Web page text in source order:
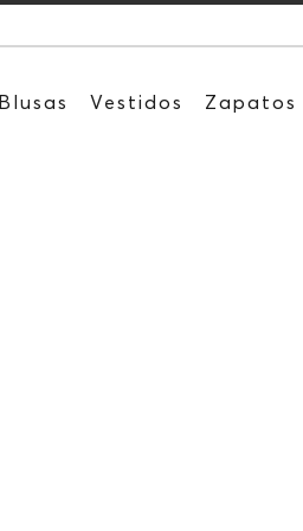
Blusas Vestidos Zapatos